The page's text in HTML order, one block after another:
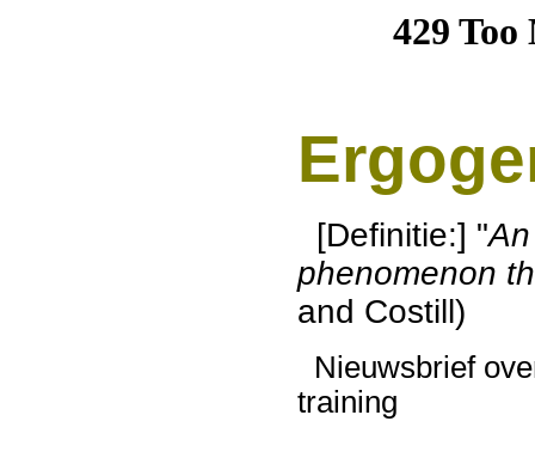
[Definitie:] "
phenomenon
and Costill)
Nieuwsbrief
training